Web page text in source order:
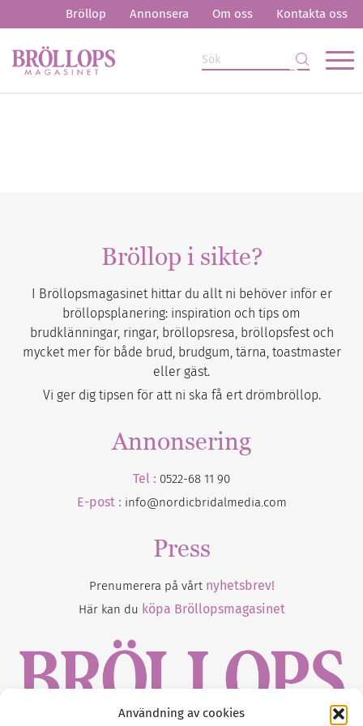
Användning av cookies
Bröllop Annonsera Om oss Kontakta oss
Bröllop i sikte?
I Bröllopsmagasinet hittar du allt ni behöver inför er
bröllopsplanering: inspiration och tips om
brudklänningar, ringar, bröllopsresa, bröllopsfest och
mycket mer för både brud, brudgum, tärna, toastmaster
eller gäst.
Vi ger dig tipsen för att ni ska få ert drömbröllop.
Annonsering
Tel : 0522-68 11 90
E-post : info@nordicbridalmedia.com
Press
Prenumerera på vårt nyhetsbrev!
Här kan du köpa Bröllopsmagasinet